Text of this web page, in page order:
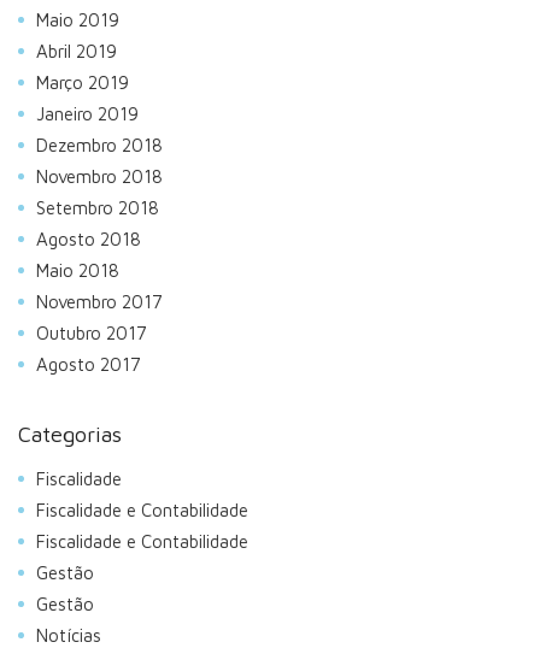
Maio 2019
Abril 2019
Março 2019
Janeiro 2019
Dezembro 2018
Novembro 2018
Setembro 2018
Agosto 2018
Maio 2018
Novembro 2017
Outubro 2017
Agosto 2017
Categorias
Fiscalidade
Fiscalidade e Contabilidade
Fiscalidade e Contabilidade
Gestão
Gestão
Notícias